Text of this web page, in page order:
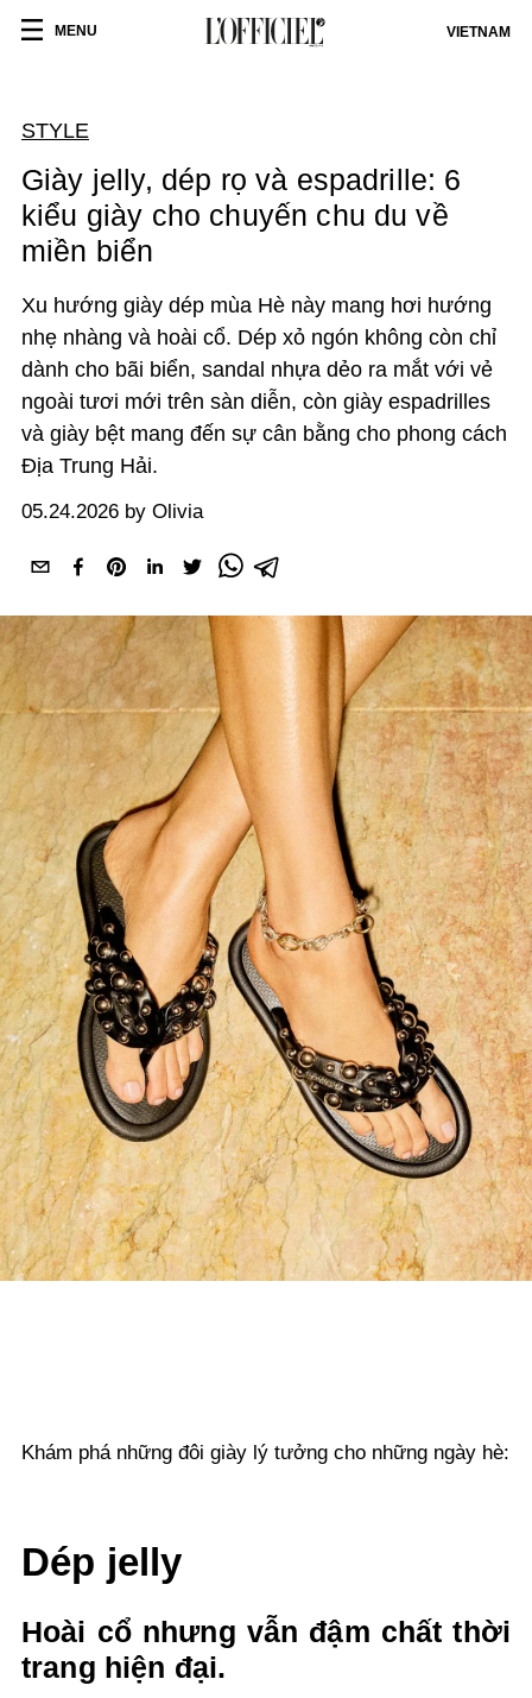
MENU VIETNAM
STYLE
Giày jelly, dép rọ và espadrille: 6
kiểu giày cho chuyến chu du về
miền biển
Xu hướng giày dép mùa Hè này mang hơi hướng
nhẹ nhàng và hoài cổ. Dép xỏ ngón không còn chỉ
dành cho bãi biển, sandal nhựa dẻo ra mắt với vẻ
ngoài tươi mới trên sàn diễn, còn giày espadrilles
và giày bệt mang đến sự cân bằng cho phong cách
Địa Trung Hải.
05.24.2026 by Olivia
Khám phá những đôi giày lý tưởng cho những ngày hè:
Dép jelly
Hoài cổ nhưng vẫn đậm chất thời
trang hiện đại.